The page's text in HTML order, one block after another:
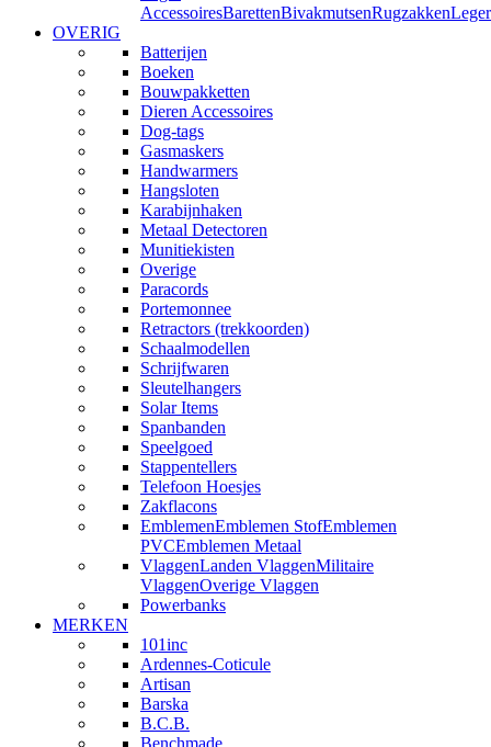
AccessoiresBarettenBivakmutsenRugzakken
OVERIG
Batterijen
Boeken
Bouwpakketten
Dieren Accessoires
Dog-tags
Gasmaskers
Handwarmers
Hangsloten
Karabijnhaken
Metaal Detectoren
Munitiekisten
Overige
Paracords
Portemonnee
Retractors (trekkoorden)
Schaalmodellen
Schrijfwaren
Sleutelhangers
Solar Items
Spanbanden
Speelgoed
Stappentellers
Telefoon Hoesjes
Zakflacons
EmblemenEmblemen StofEmblemen
PVCEmblemen Metaal
VlaggenLanden VlaggenMilitaire
VlaggenOverige Vlaggen
Powerbanks
MERKEN
101inc
Ardennes-Coticule
Artisan
Barska
B.C.B.
Benchmade